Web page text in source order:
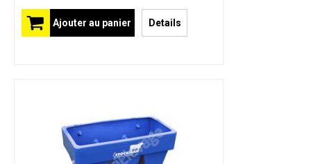
Ajouter au panier Details